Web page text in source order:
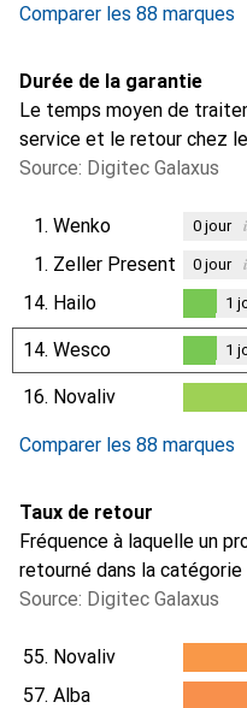
Comparer les 88 marques
Durée de la garantie
Le temps moyen de
service et le retour chez
Source: Digitec Galaxus
1. Wenko 0jour i
1. Zeller Present 0jour i
14. Hailo
1jour
1
14. Wesco
1jour
1
16. Novaliv
Comparer les 88 marques
Taux de retour
Fréquence à laquelle un
retourné dans la catégorie
Source: Digitec Galaxus
55. Novaliv
3%
57. Alba